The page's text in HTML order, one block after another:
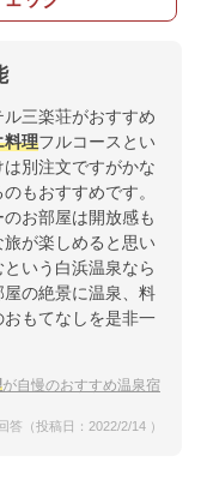
三楽荘がおすすめ
料理フルコースとい
別注文ですがかな
もおすすめです。
お部屋は開放感も
が楽しめると思い
いう白浜温泉なら
の絶景に温泉、料
もてなしを是非一
が自慢のおすすめ温泉宿
答（投稿日：2022/2/14 ）